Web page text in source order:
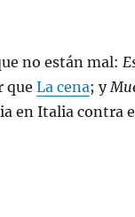
no están mal:
que La cena; y
en Italia contra